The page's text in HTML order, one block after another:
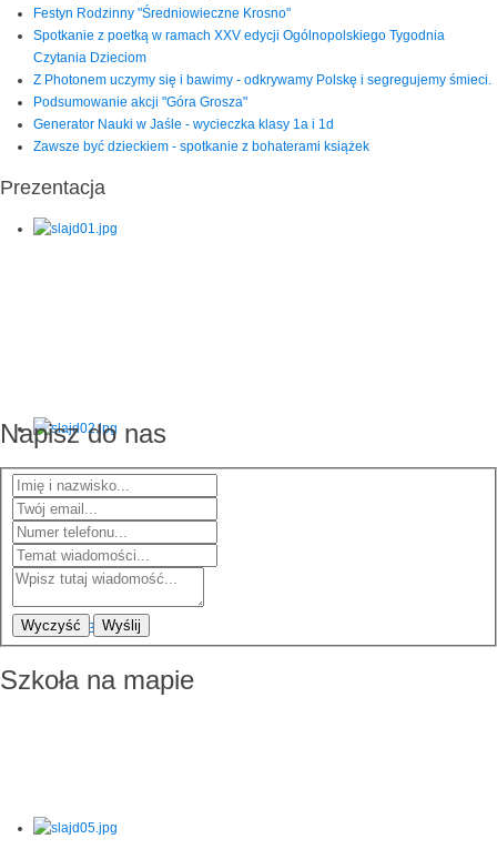
Festyn Rodzinny "Średniowieczne Krosno"
Spotkanie z poetką w ramach XXV edycji Ogólnopolskiego Tygodnia
Czytania Dzieciom
Z Photonem uczymy się i bawimy - odkrywamy Polskę i segregujemy śmieci.
Podsumowanie akcji "Góra Grosza"
Generator Nauki w Jaśle - wycieczka klasy 1a i 1d
Zawsze być dzieckiem - spotkanie z bohaterami książek
Prezentacja
Napisz do nas
Wyczyść Wyślij
Szkoła na mapie